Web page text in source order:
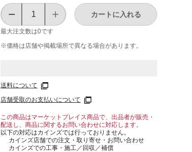
最大注文数は0です
カートに入れる
※価格は​店舗や​掲載場所で​異なる​場合が​あります。
送料について
店舗受取のお支払いについて
この商品はマーケットプレイス商品で、出品者が販売・
配送し、商品に関するお問い合わせに対応します。
以下の対応はカインズでは行っておりません。
カインズ店舗での注文・取り寄せ・お問い合わせ
カインズでの工事・施工／回収／補償